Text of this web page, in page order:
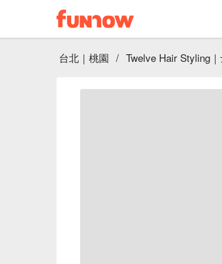
台北｜桃園 / Twelve Hair Styling